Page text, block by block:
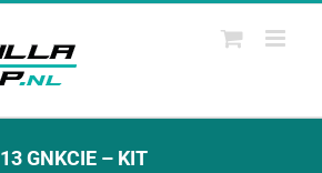
13 GNKCIE – KIT